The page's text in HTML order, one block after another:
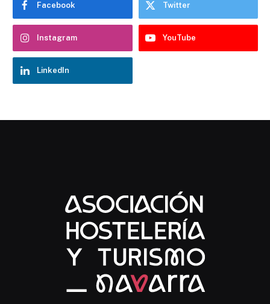
Facebook Twitter
Instagram YouTube
LinkedIn
Chatbot Hostelería Navarra
En línea